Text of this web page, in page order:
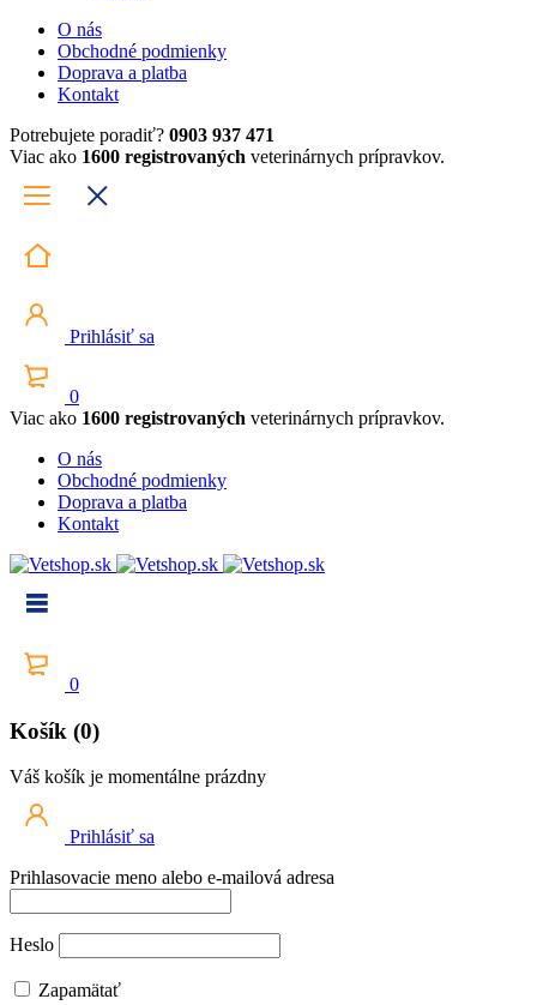
O nás
Obchodné podmienky
Doprava a platba
Kontakt
Potrebujete poradiť? 0903 937 471
Viac ako 1600 registrovaných veterinárnych prípravkov.
Prihlásiť sa
0
Viac ako 1600 registrovaných veterinárnych prípravkov.
O nás
Obchodné podmienky
Doprava a platba
Kontakt
0
Košík (0)
Váš košík je momentálne prázdny
Prihlásiť sa
Prihlasovacie meno alebo e-mailová adresa
Heslo
Zapamätať